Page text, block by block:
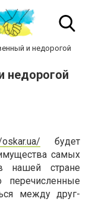
и недорогой
недорогой
будет
самых
нашей стране
перечисленные
между друг-